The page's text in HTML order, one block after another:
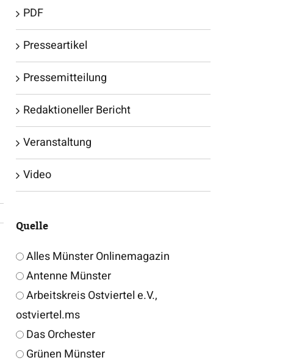
PDF
Presseartikel
Pressemitteilung
Redaktioneller Bericht
Veranstaltung
Video
Quelle
Alles Münster Onlinemagazin
Antenne Münster
Arbeitskreis Ostviertel e.V.,
ostviertel.ms
Das Orchester
Grünen Münster